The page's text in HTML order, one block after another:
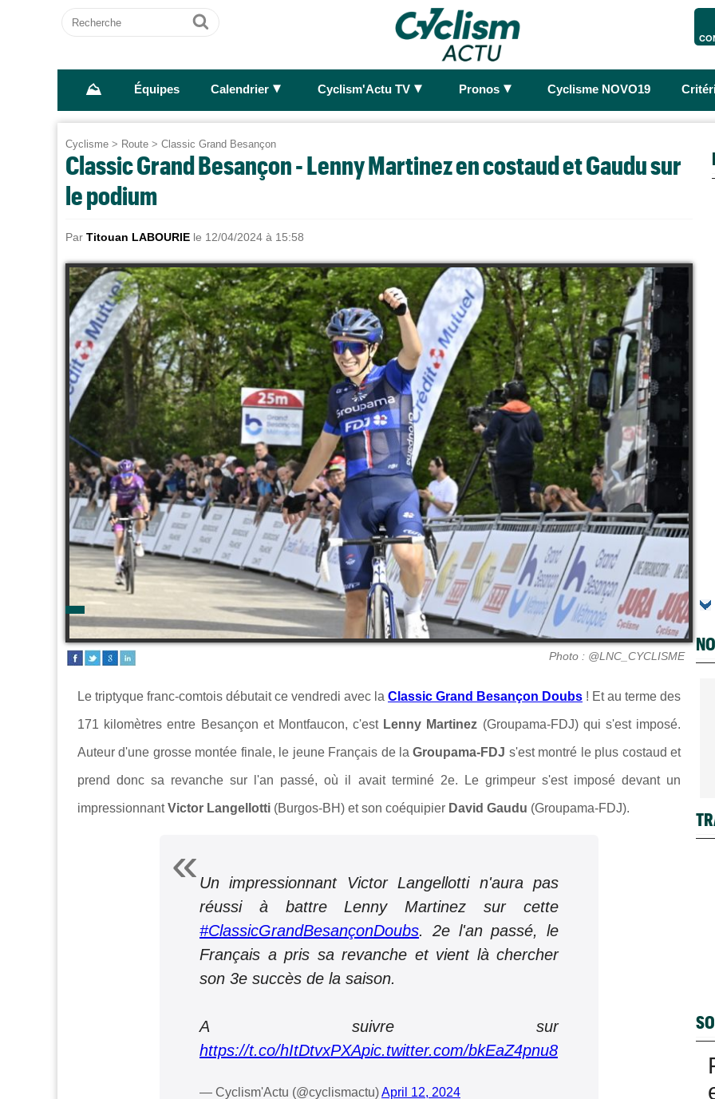
Recherche
Ok
⛰ Équipes Calendrier ► Cyclism'Actu TV ► Pronos ► Cyclisme NOVO19
Cyclisme > Route > Classic Grand Besançon
Classic Grand Besançon - Lenny Martinez en costaud et Gaudu sur
le podium
Par Titouan LABOURIE le 12/04/2024 à 15:58
Photo : @LNC_CYCLISME
Le triptyque franc-comtois débutait ce vendredi avec la Classic Grand Besançon Doubs ! Et au terme des
171 kilomètres entre Besançon et Montfaucon, c'est Lenny Martinez (Groupama-FDJ) qui s'est imposé.
Auteur d'une grosse montée finale, le jeune Français de laGroupama-FDJ s'est montré le plus costaud et
prend donc sa revanche sur l'an passé, où il avait terminé 2e. Le grimpeur s'est imposé devant un
impressionnantVictor Langellotti (Burgos-BH) et son coéquipier David Gaudu (Groupama-FDJ).
Un impressionnant Victor Langellotti n'aura pas
réussi à battre Lenny Martinez sur cette
#ClassicGrandBesançonDoubs. 2e l'an passé, le
Français a pris sa revanche et vient là chercher
son 3e succès de la saison.
A suivre sur
https://t.co/hItDtvxPXApic.twitter.com/bkEaZ4pnu8
— Cyclism'Actu (@cyclismactu)April 12, 2024